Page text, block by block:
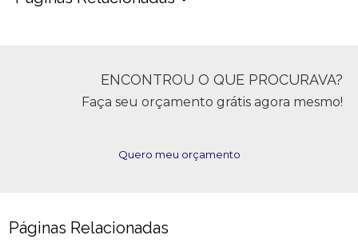
ENCONTROU O QUE PROCURAVA?
Faça seu orçamento grátis agora mesmo!
Quero meu orçamento
Páginas Relacionadas